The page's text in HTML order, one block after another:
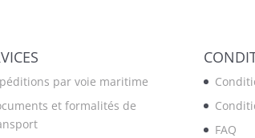
par voie maritime
et formalités de
FAQ